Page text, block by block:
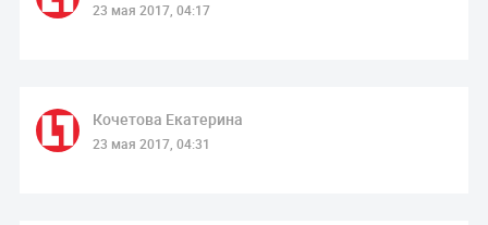
23 мая 2017, 04:17
Кочетова Екатерина
23 мая 2017, 04:31